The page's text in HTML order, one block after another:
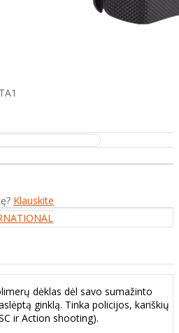
Klauskite
dėklas dėl savo sumažinto
ginklą. Tinka policijos, kariškių
ir Action shooting).